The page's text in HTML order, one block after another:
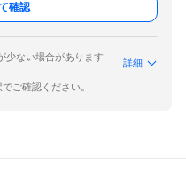
確認
少ない場合があります
詳細
ご確認ください。